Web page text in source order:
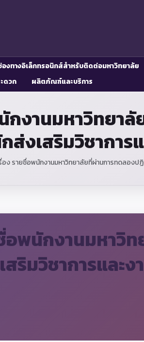
องทางอิเล็กทรอนิกส์สำหรับติดต่อมหาวิทยาลัย
ดวก ผลิตภัณฑ์และบริการ
กงานมหาวิทย
ส่งเสริมวิชาการ
อง รายชื่อพนักงานมหาวิทยาลัยที่ผ่านการทดลองป
อพนักงานมหา
ริมวิชาการและง